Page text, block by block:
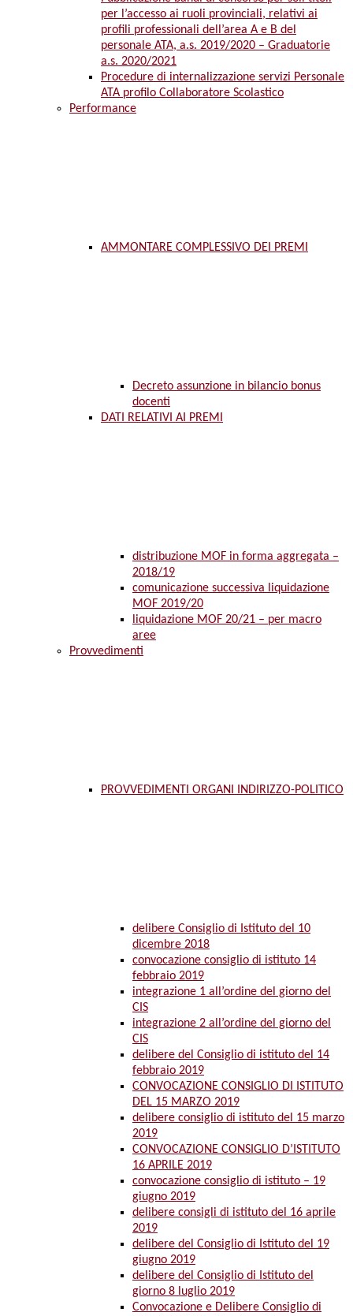
per l’accesso ai ruoli provinciali, relativi ai
profili professionali dell’area A e B del
personale ATA, a.s. 2019/2020 – Graduatorie
a.s. 2020/2021
Procedure di internalizzazione servizi Personale
ATA profilo Collaboratore Scolastico
Performance
AMMONTARE COMPLESSIVO DEI PREMI
Decreto assunzione in bilancio bonus
docenti
DATI RELATIVI AI PREMI
distribuzione MOF in forma aggregata –
2018/19
comunicazione successiva liquidazione
MOF 2019/20
liquidazione MOF 20/21 – per macro
aree
Provvedimenti
PROVVEDIMENTI ORGANI INDIRIZZO-POLITICO
delibere Consiglio di Istituto del 10
dicembre 2018
convocazione consiglio di istituto 14
febbraio 2019
integrazione 1 all’ordine del giorno del
CIS
integrazione 2 all’ordine del giorno del
CIS
delibere del Consiglio di istituto del 14
febbraio 2019
CONVOCAZIONE CONSIGLIO DI ISTITUTO
DEL 15 MARZO 2019
delibere consiglio di istituto del 15 marzo
2019
CONVOCAZIONE CONSIGLIO D’ISTITUTO
16 APRILE 2019
convocazione consiglio di istituto – 19
giugno 2019
delibere consigli di istituto del 16 aprile
2019
delibere del Consiglio di Istituto del 19
giugno 2019
delibere del Consiglio di Istituto del
giorno 8 luglio 2019
Convocazione e Delibere Consiglio di